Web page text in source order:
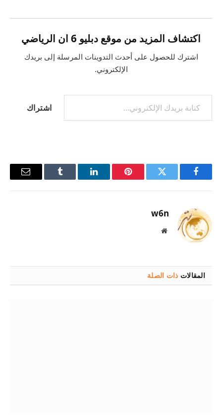
اكتشاف المزيد من موقع دبليو 6 ان الرياضي
اشترك للحصول على أحدث التدوينات المرسلة إلى بريدك
الإلكتروني.
اشتراك
فيسبوك تويتر بينتيريستلينكدإن Tumblr
البريد
w6n
موقع
المقالات ذات الصلة